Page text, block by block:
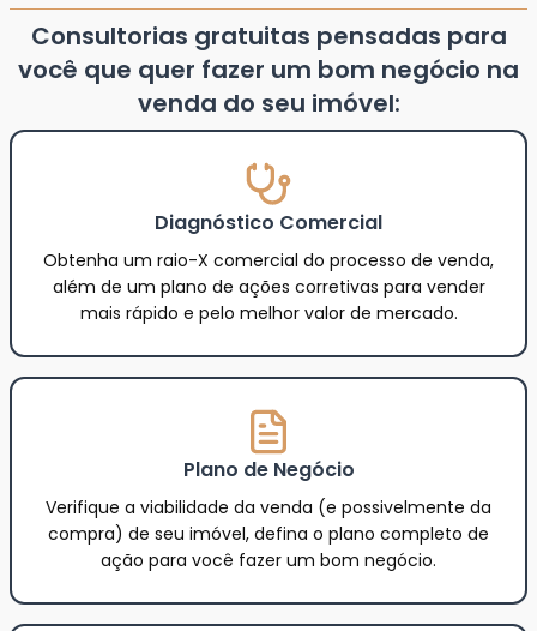
Consultorias gratuitas pensadas para
você que quer fazer um bom negócio na
venda do seu imóvel:
Diagnóstico Comercial
Obtenha um raio-X comercial do processo de venda,
além de um plano de ações corretivas para vender
mais rápido e pelo melhor valor de mercado.
Plano de Negócio
Verifique a viabilidade da venda (e possivelmente da
compra) de seu imóvel, defina o plano completo de
ação para você fazer um bom negócio.